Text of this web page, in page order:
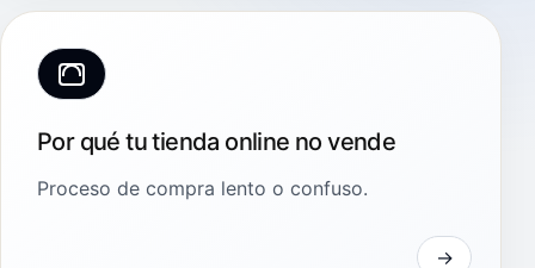
Por qué tu tienda online no vende
Proceso de compra lento o confuso.